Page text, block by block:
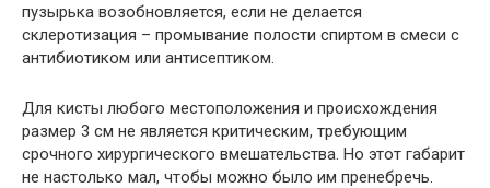
пузырька возобновляется, если не делается
склеротизация – промывание полости спиртом в смеси с
антибиотиком или антисептиком.
Для кисты любого местоположения и происхождения
размер 3 см не является критическим, требующим
срочного хирургического вмешательства. Но этот габарит
не настолько мал, чтобы можно было им пренебречь.